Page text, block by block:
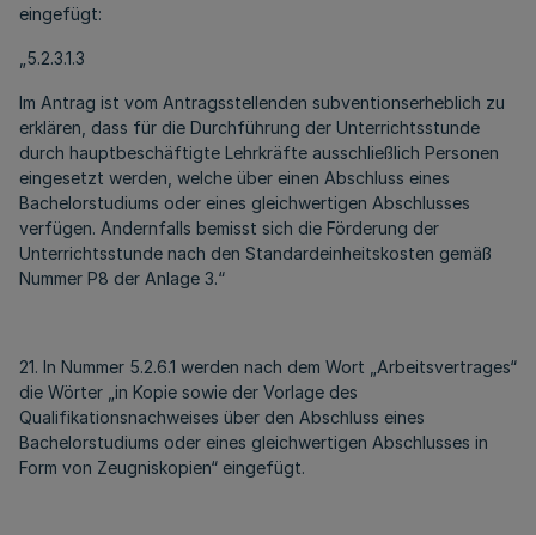
eingefügt:
„5.2.3.1.3
Im Antrag ist vom Antragsstellenden subventionserheblich zu
erklären, dass für die Durchführung der Unterrichtsstunde
durch hauptbeschäftigte Lehrkräfte ausschließlich Personen
eingesetzt werden, welche über einen Abschluss eines
Bachelorstudiums oder eines gleichwertigen Abschlusses
verfügen. Andernfalls bemisst sich die Förderung der
Unterrichtsstunde nach den Standardeinheitskosten gemäß
Nummer P8 der Anlage 3.“
21. In Nummer 5.2.6.1 werden nach dem Wort „Arbeitsvertrages“
die Wörter „in Kopie sowie der Vorlage des
Qualifikationsnachweises über den Abschluss eines
Bachelorstudiums oder eines gleichwertigen Abschlusses in
Form von Zeugniskopien“ eingefügt.